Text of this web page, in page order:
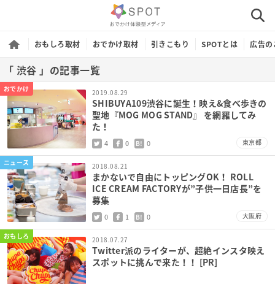
おもしろ取材 おでかけ取材 引きこもり SPOTとは 広告
「 渋谷 」の記事一覧
おでかけ 2019.08.29
SHIBUYA109渋谷に誕生！映え&食べ歩きの
聖地『MOG MOG STAND』 を網羅してみ
た！
4 0 B! 0 東京都
ニュース 2018.08.21
まかないで自由にトッピングOK！ ROLL
ICE CREAM FACTORYが”子供一日店長”を
募集
0 1 B! 0 大阪府
おもしろ 2018.07.27
Twitter派のライターが、超絶インスタ映え
スポットに挑んで来た！！ [PR]